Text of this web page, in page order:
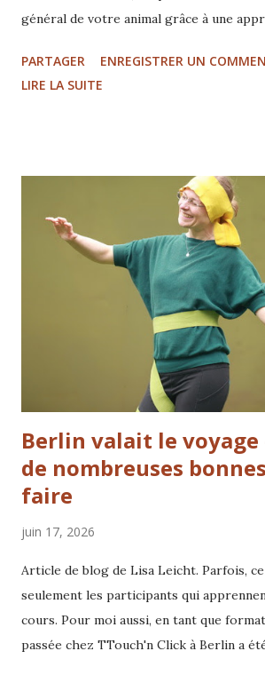
général de votre animal grâce à une
une relation plus profonde avec une
avec vos animaux. une philosophie
l'approche holistique pour aider les
plus en sécurité et plus confiants, afin
facilement coopérer et apprendre. Les
formations Tellington TTouc...
PARTAGER
ENREGISTRER UN
LIRE LA SUITE
Berlin valait le voyage
de nombreuses
faire
juin 17, 2026
Article de blog de Lisa Leicht. Parfois,
seulement les participants qui
cours. Pour moi aussi, en tant que
passée chez TTouch'n Click à Berlin a